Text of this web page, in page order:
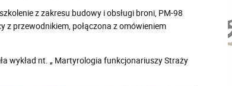
z zakresu budowy i obsługi broni, PM-98
z przewodnikiem, połączona z omówieniem
wykład nt. „ Martyrologia funkcjonariuszy Straży